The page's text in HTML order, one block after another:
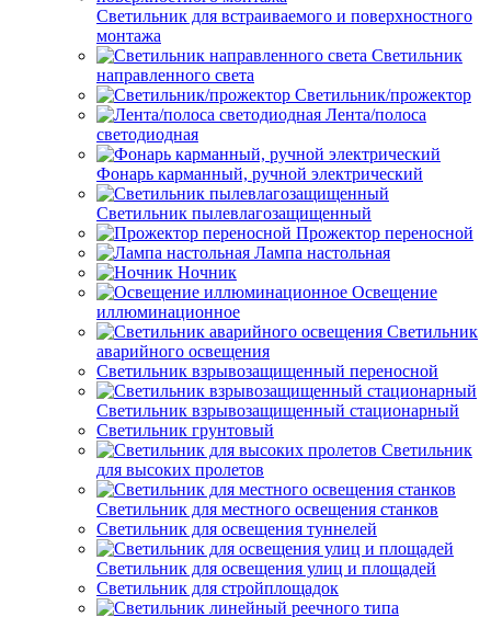
Светильник для встраиваемого и поверхностного
монтажа
Светильник
направленного света
Светильник/прожектор
Лента/полоса
светодиодная
Фонарь карманный, ручной электрический
Светильник пылевлагозащищенный
Прожектор переносной
Лампа настольная
Ночник
Освещение
иллюминационное
Светильник
аварийного освещения
Светильник взрывозащищенный переносной
Светильник взрывозащищенный стационарный
Светильник грунтовый
Светильник
для высоких пролетов
Светильник для местного освещения станков
Светильник для освещения туннелей
Светильник для освещения улиц и площадей
Светильник для стройплощадок